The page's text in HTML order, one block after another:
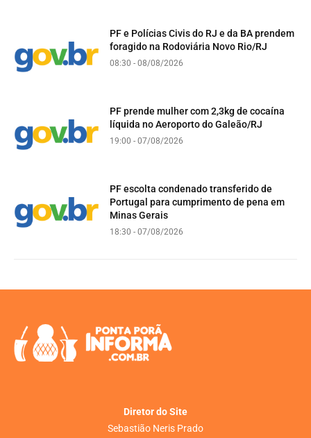
PF e Polícias Civis do RJ e da BA prendem
foragido na Rodoviária Novo Rio/RJ
08:30 - 08/08/2026
PF prende mulher com 2,3kg de cocaína
líquida no Aeroporto do Galeão/RJ
19:00 - 07/08/2026
PF escolta condenado transferido de
Portugal para cumprimento de pena em
Minas Gerais
18:30 - 07/08/2026
Diretor do Site
Sebastião Neris Prado